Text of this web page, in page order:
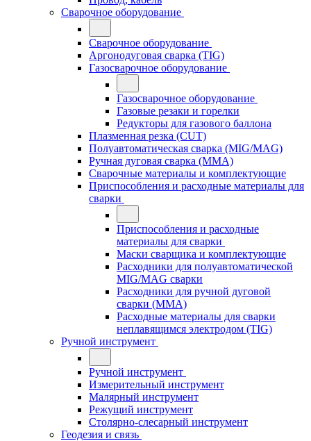
Сварочное оборудование
Сварочное оборудование
Аргонодуговая сварка (TIG)
Газосварочное оборудование
Газосварочное оборудование
Газовые резаки и горелки
Редукторы для газового баллона
Плазменная резка (CUT)
Полуавтоматическая сварка (MIG/MAG)
Ручная дуговая сварка (MMA)
Сварочные материалы и комплектующие
Приспособления и расходные материалы для
сварки
Приспособления и расходные
материалы для сварки
Маски сварщика и комплектующие
Расходники для полуавтоматической
MIG/MAG сварки
Расходники для ручной дуговой
сварки (MMA)
Расходные материалы для сварки
неплавящимся электродом (TIG)
Ручной инструмент
Ручной инструмент
Измерительный инструмент
Малярный инструмент
Режущий инструмент
Столярно-слесарный инструмент
Геодезия и связь